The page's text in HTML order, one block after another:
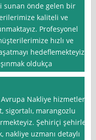
sunan önde gelen bir
kaliteli ve
Profesyonel
hızlı ve
hedeflemekteyiz.
oldukça
Nakliye hizmetleri,
sigortalı, marangozlu
Şehiriçi şehirler
nakliye uzmanı detaylı